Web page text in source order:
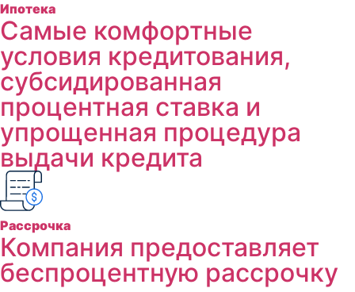
Ипотека
Самые комфортные
условия кредитования,
субсидированная
процентная ставка и
упрощенная процедура
выдачи кредита
Рассрочка
Компания предоставляет
беспроцентную рассрочку